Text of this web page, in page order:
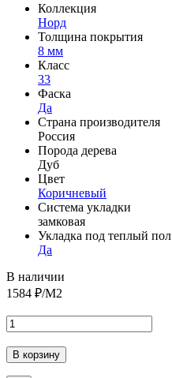
Коллекция
Норд
Толщина покрытия
8 мм
Класс
33
Фаска
Да
Страна производителя
Россия
Порода дерева
Дуб
Цвет
Коричневый
Система укладки
замковая
Укладка под теплый пол
Да
В наличии
1584 ₽/М2